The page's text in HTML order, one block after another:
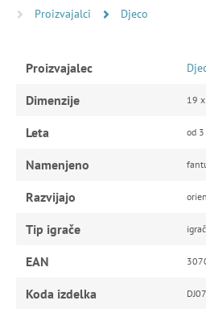
Proizvajalci
Djeco
Proizvajalec
Dimenzije 19
Leta od
Namenjeno
Razvijajo
Tip igrače
EAN
Koda izdelka